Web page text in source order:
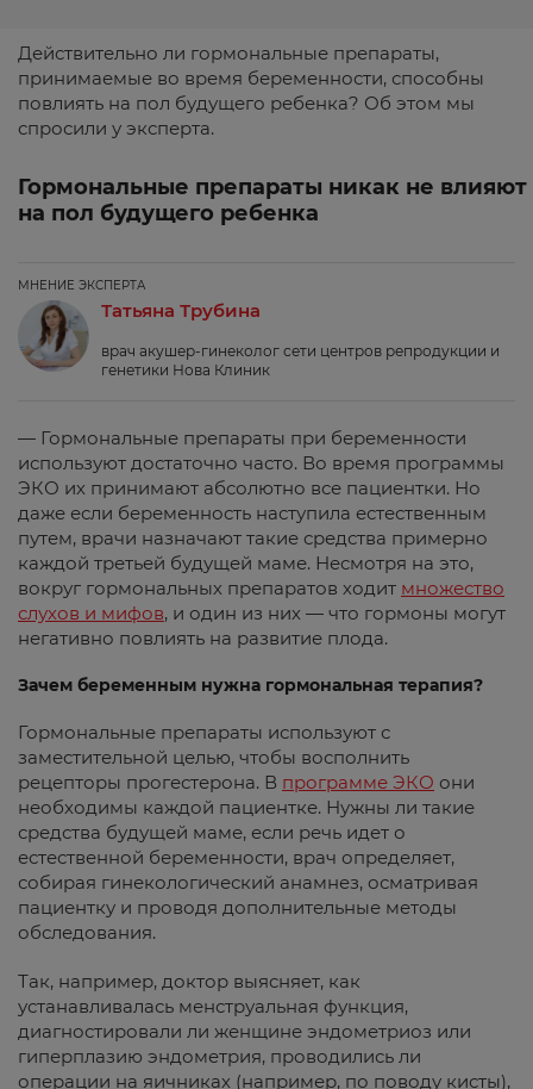
Действительно ли гормональные препараты,
принимаемые во время беременности, способны
повлиять на пол будущего ребенка? Об этом мы
спросили у эксперта.
Гормональные препараты никак не влияют
на пол будущего ребенка
МНЕНИЕ ЭКСПЕРТА
Татьяна Трубина
врач акушер-гинеколог сети центров репродукции и
генетики Нова Клиник
— Гормональные препараты при беременности
используют достаточно часто. Во время программы
ЭКО их принимают абсолютно все пациентки. Но
даже если беременность наступила естественным
путем, врачи назначают такие средства примерно
каждой третьей будущей маме. Несмотря на это,
вокруг гормональных препаратов ходит множество
слухов и мифов, и один из них — что гормоны могут
негативно повлиять на развитие плода.
Зачем беременным нужна гормональная терапия?
Гормональные препараты используют с
заместительной целью, чтобы восполнить
рецепторы прогестерона. В программе ЭКО они
необходимы каждой пациентке. Нужны ли такие
средства будущей маме, если речь идет о
естественной беременности, врач определяет,
собирая гинекологический анамнез, осматривая
пациентку и проводя дополнительные методы
обследования.
Так, например, доктор выясняет, как
устанавливалась менструальная функция,
диагностировали ли женщине эндометриоз или
гиперплазию эндометрия, проводились ли
операции на яичниках (например, по поводу кисты),